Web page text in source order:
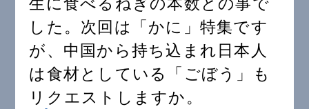
した。次回は「かに」特集です
が、中国から持ち込まれ日本人
は食材としている「ごぼう」も
リクエストしますか。